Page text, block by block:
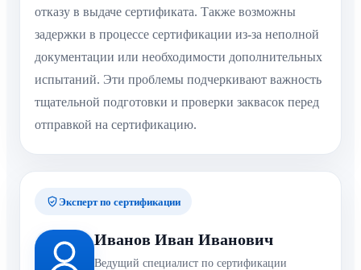
отказу в выдаче сертификата. Также возможны
задержки в процессе сертификации из-за неполной
документации или необходимости дополнительных
испытаний. Эти проблемы подчеркивают важность
тщательной подготовки и проверки заквасок перед
отправкой на сертификацию.
Эксперт по сертификации
Иванов Иван Иванович
Ведущий специалист по сертификации